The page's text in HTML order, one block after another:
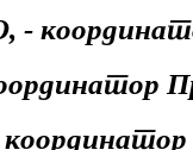
координатор